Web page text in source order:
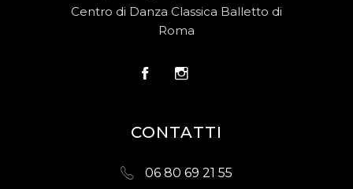
Centro di Danza Classica Balletto di
Roma
CONTATTI
06 80 69 21 55